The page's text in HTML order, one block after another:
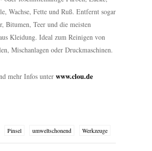
Wachse, Fette und Ruß. Entfernt sogar
Bitumen, Teer und die meisten
Kleidung. Ideal zum Reinigen von
Mischanlagen oder Druckmaschinen.
mehr Infos unter www.clou.de
Pinsel umweltschonend Werkzeuge